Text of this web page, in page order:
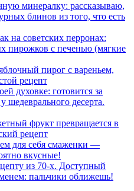
минералку: рассказываю,
блинов из того, что есть
на советских перронах:
пирожков с печенью (мягкие
пирог с вареньем,
рецепт
духовке: готовится за
шедеврального десерта.
фрукт превращается в
рецепт
для себя смаженки —
вкусные!
из 70-х. Доступный
пальчики оближешь!